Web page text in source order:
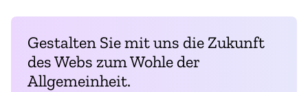
Gestalten Sie mit uns die Zukunft
des Webs zum Wohle der
Allgemeinheit.